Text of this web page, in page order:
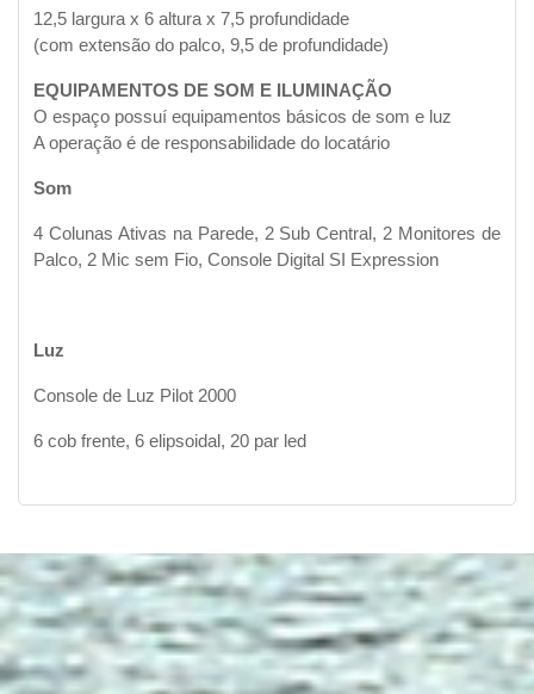
12,5 largura x 6 altura x 7,5 profundidade
(com extensão do palco, 9,5 de profundidade)
EQUIPAMENTOS DE SOM E ILUMINAÇÃO
O espaço possuí equipamentos básicos de som e luz
A operação é de responsabilidade do locatário
Som
4 Colunas Ativas na Parede, 2 Sub Central, 2 Monitores de
Palco, 2 Mic sem Fio, Console Digital SI Expression
Luz
Console de Luz Pilot 2000
6 cob frente, 6 elipsoidal, 20 par led